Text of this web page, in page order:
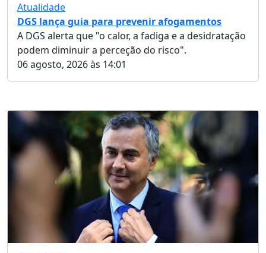
Atualidade
DGS lança guia para prevenir afogamentos
A DGS alerta que "o calor, a fadiga e a desidratação
podem diminuir a perceção do risco".
06 agosto, 2026 às 14:01